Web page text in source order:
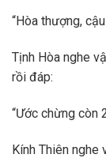
“Hòa thượng,
Tịnh Hòa nghe
rồi đáp:
“Ước chừng còn
Kính Thiên nghe